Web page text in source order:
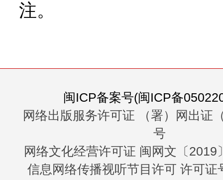
注。
闽ICP备案号(闽ICP备
网络出版服务许可证 （署）网出证
号
网络文化经营许可证 闽网文〔2019
信息网络传播视听节目许可 许可证